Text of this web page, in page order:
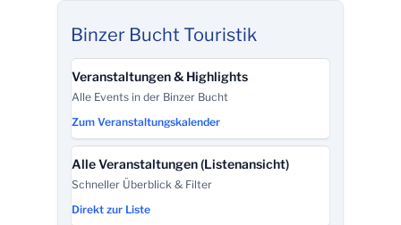
Binzer Bucht Touristik
Veranstaltungen & Highlights
Alle Events in der Binzer Bucht
Zum Veranstaltungskalender
Alle Veranstaltungen (Listenansicht)
Schneller Überblick & Filter
Direkt zur Liste